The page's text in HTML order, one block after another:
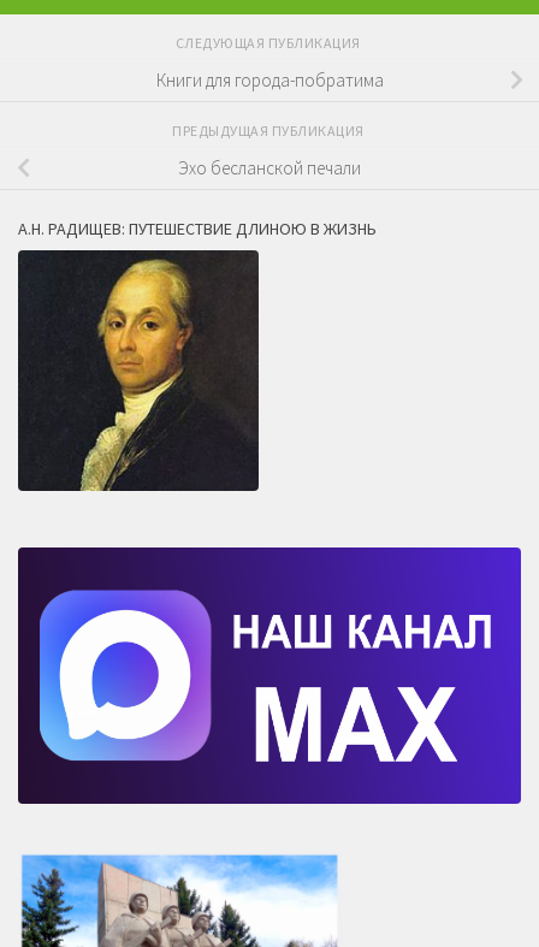
СЛЕДУЮЩАЯ ПУБЛИКАЦИЯ
Книги для города-побратима
ПРЕДЫДУЩАЯ ПУБЛИКАЦИЯ
Эхо бесланской печали
А.Н. РАДИЩЕВ: ПУТЕШЕСТВИЕ ДЛИНОЮ В ЖИЗНЬ